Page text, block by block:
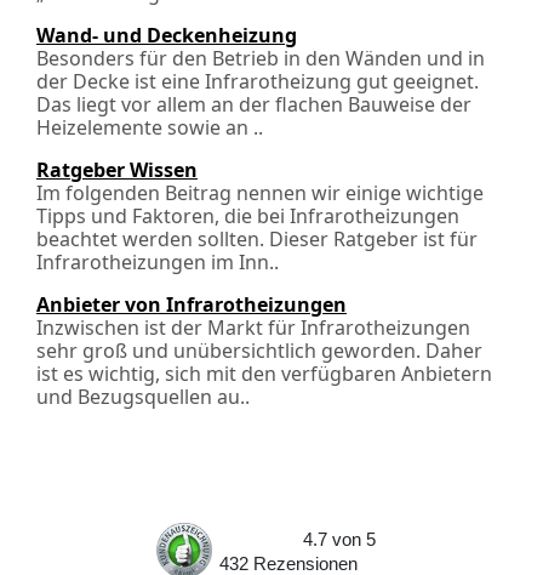
Wand- und Deckenheizung
Besonders für den Betrieb in den Wänden und in
der Decke ist eine Infrarotheizung gut geeignet.
Das liegt vor allem an der flachen Bauweise der
Heizelemente sowie an ..
Ratgeber Wissen
Im folgenden Beitrag nennen wir einige wichtige
Tipps und Faktoren, die bei Infrarotheizungen
beachtet werden sollten. Dieser Ratgeber ist für
Infrarotheizungen im Inn..
Anbieter von Infrarotheizungen
Inzwischen ist der Markt für Infrarotheizungen
sehr groß und unübersichtlich geworden. Daher
ist es wichtig, sich mit den verfügbaren Anbietern
und Bezugsquellen au..
4.7 von 5
432
Rezensionen